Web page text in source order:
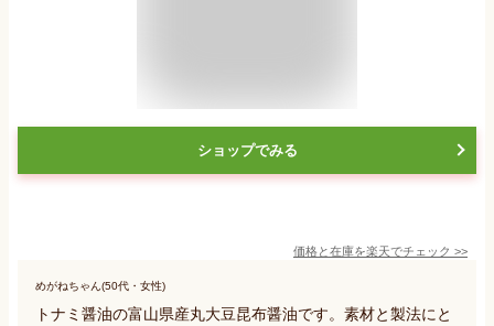
ショップでみる
価格と在庫を楽天でチェック >>
めがねちゃん(50代・女性)
トナミ醤油の富山県産丸大豆昆布醤油です。素材と製法にと